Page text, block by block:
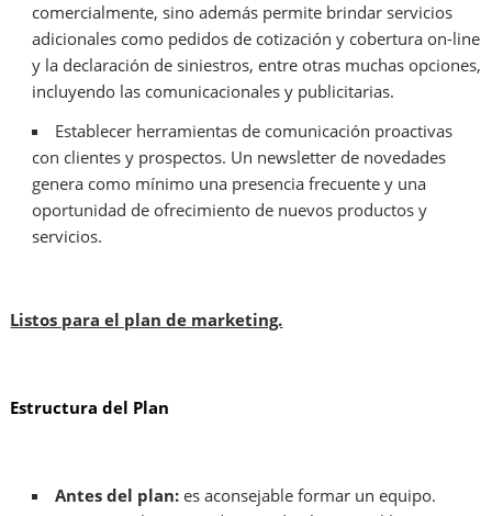
comercialmente, sino además permite brindar servicios
adicionales como pedidos de cotización y cobertura on-line
y la declaración de siniestros, entre otras muchas opciones,
incluyendo las comunicacionales y publicitarias.
Establecer herramientas de comunicación proactivas
con clientes y prospectos. Un newsletter de novedades
genera como mínimo una presencia frecuente y una
oportunidad de ofrecimiento de nuevos productos y
servicios.
Listos para el plan de marketing.
Estructura del Plan
Antes del plan: es aconsejable formar un equipo.